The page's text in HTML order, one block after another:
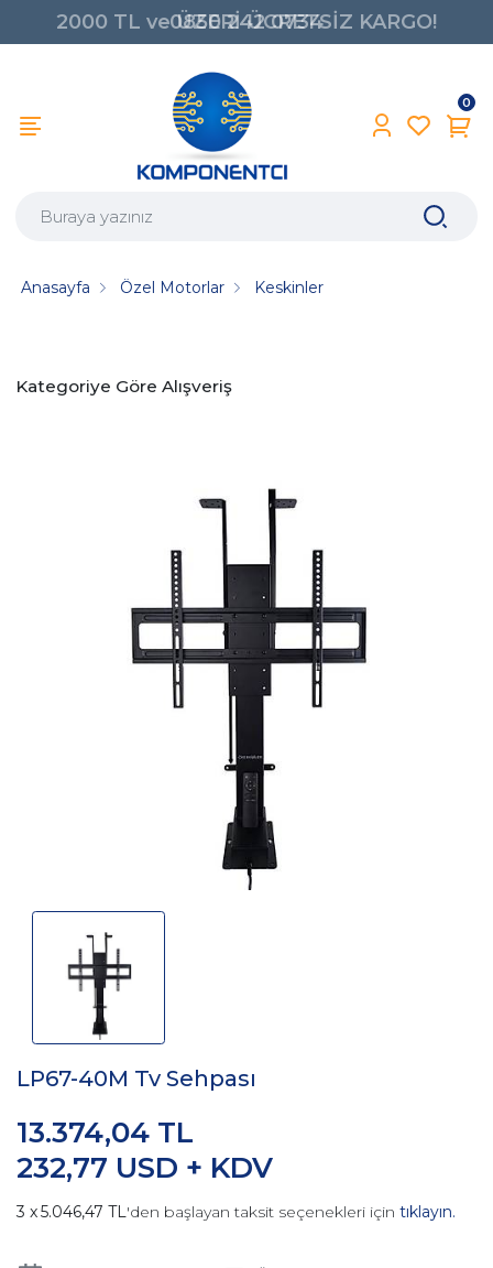
2000 TL ve ÜZERİ ÜCRETSİZ KARGO!
0850 242 0734
0
Anasayfa Özel Motorlar Keskinler
Kategoriye Göre Alışveriş
LP67-40M Tv Sehpası
232,77 USD + KDV
13.374,04 TL
5.046,47 TL'den başlayan taksit seçenekleri için tıklayın.